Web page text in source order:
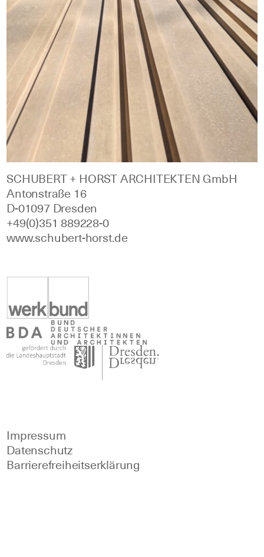
SCHUBERT + HORST ARCHITEKTEN GmbH
Antonstraße 16
D‑01097 Dresden
+49(0)351 889228‑0
www.schubert‑horst.de
Impressum
Datenschutz
Barrierefreiheitserklärung